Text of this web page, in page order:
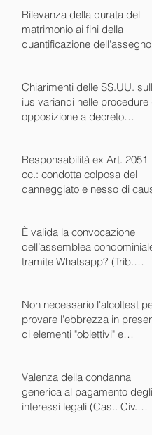
Rilevanza della durata del
matrimonio ai fini della
quantificazione dell'assegno
Chiarimenti delle SS.UU.
ius variandi nelle procedure
opposizione a decreto
Responsabilità ex Art. 2051
cc.: condotta colposa del
danneggiato e nesso di
È valida la convocazione
dell’assemblea
tramite Whatsapp? (Trib.
Non necessario l'alcoltest
provare l'ebbrezza in
di elementi "obiettivi" e
Valenza della condanna
generica al pagamento degli
interessi legali (Cas.. Civ.